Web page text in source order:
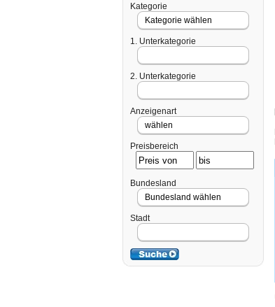
Kategorie
1. Unterkategorie
2. Unterkategorie
Anzeigenart
Preisbereich
Bundesland
Stadt